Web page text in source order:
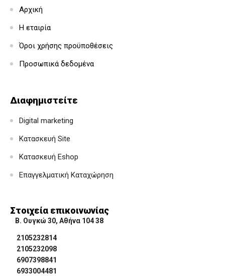
Αρχική
Η εταιρία
Όροι χρήσης προϋποθέσεις
Προσωπικά δεδομένα
Διαφημιστείτε
Digital marketing
Κατασκευή Site
Κατασκευή Eshop
Επαγγελματική Καταχώρηση
Στοιχεία επικοινωνίας
Β. Ουγκώ 30, Αθήνα 104 38
2105232814
2105232098
6907398841
6933004481